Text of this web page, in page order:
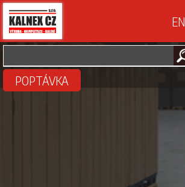
EN
POPTÁVKA